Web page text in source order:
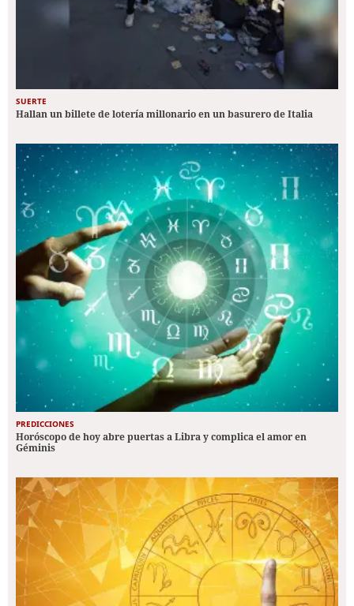
SUERTE
Hallan un billete de lotería millonario en un basurero de Italia
PREDICCIONES
Horóscopo de hoy abre puertas a Libra y complica el amor en
Géminis